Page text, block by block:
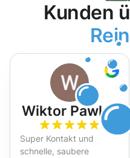
Kunden
Wiktor Pawlak
Super Kontakt und
schnelle, saubere